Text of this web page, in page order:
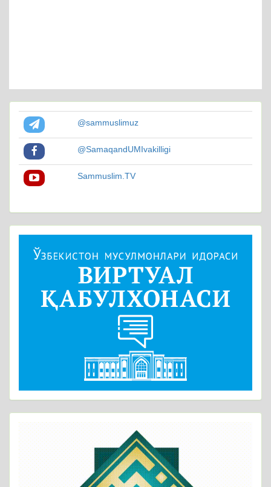
@sammuslimuz
@SamaqandUMIvakilligi
Sammuslim.TV